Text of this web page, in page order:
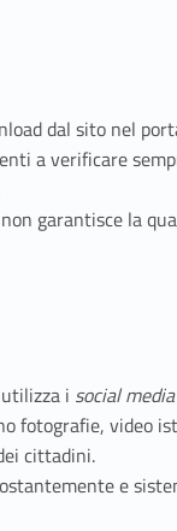
dal sito nel
a verificare
non garantisce la
i social media
fotografie, video
cittadini.
e